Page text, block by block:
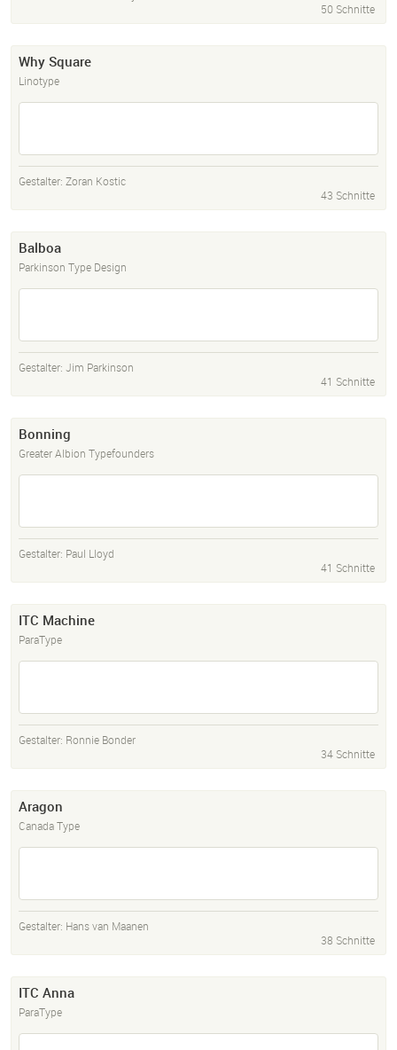
50 Schnitte
Why Square
Linotype
Gestalter: Zoran Kostic
43 Schnitte
Balboa
Parkinson Type Design
Gestalter: Jim Parkinson
41 Schnitte
Bonning
Greater Albion Typefounders
Gestalter: Paul Lloyd
41 Schnitte
ITC Machine
ParaType
Gestalter: Ronnie Bonder
34 Schnitte
Aragon
Canada Type
Gestalter: Hans van Maanen
38 Schnitte
ITC Anna
ParaType